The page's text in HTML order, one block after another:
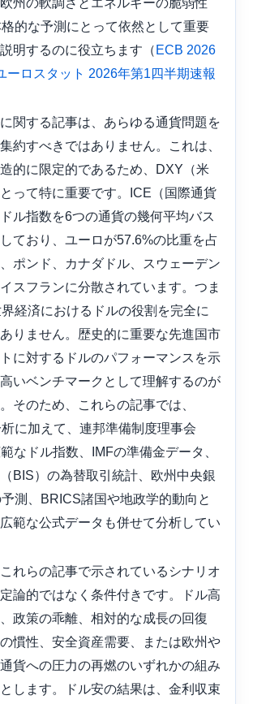
的な予測にとって依然として重要
明するのに役立ちます（ ECB 2026
ーロスタット 2026年第1四半期速報
関する記事は、あらゆる通貨問題を
約すべきではありません。これは、
的に限定的であるため、DXY（米
って特に重要です。ICE（国際通貨
ル指数を6つの通貨の幾何平均バス
ており、ユーロが57.6%の比重を占
ポンド、カナダドル、スウェーデン
スフランに分散されています。つま
経済におけるドルの役割を完全に
りません。歴史的に重要な先進国市
に対するドルのパフォーマンスを示
いベンチマークとして理解するのが
そのため、これらの記事では、
に加えて、連邦準備制度理事会
なドル指数、IMFの準備金データ、
BIS）の為替取引統計、欧州中央銀
測、BRICS諸国や地政学的動向と
範な公式データも併せて分析してい
れらの記事で示されているシナリオ
論的ではなく条件付きです。ドル高
政策の乖離、相対的な成長の回復
慣性、安全資産需要、または欧州や
貨への圧力の再燃のいずれかの組み
します。ドル安の結果は、金利収束